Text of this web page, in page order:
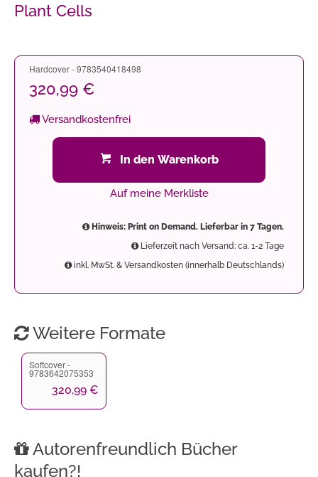
Plant Cells
Hardcover - 9783540418498
320,99 €
Versandkostenfrei
In den Warenkorb
Auf meine Merkliste
Hinweis: Print on Demand. Lieferbar in 7 Tagen.
Lieferzeit nach Versand: ca. 1-2 Tage
inkl. MwSt. & Versandkosten (innerhalb Deutschlands)
Weitere Formate
Softcover -
9783642075353
320,99 €
Autorenfreundlich Bücher
kaufen?!